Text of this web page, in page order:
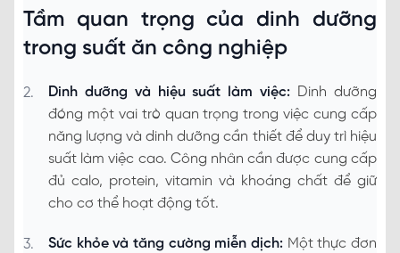
Tầm quan trọng của dinh dưỡng
trong suất ăn công nghiệp
Dinh dưỡng và hiệu suất làm việc: Dinh dưỡng
đóng một vai trò quan trọng trong việc cung cấp
năng lượng và dinh dưỡng cần thiết để duy trì hiệu
suất làm việc cao. Công nhân cần được cung cấp
đủ calo, protein, vitamin và khoáng chất để giữ
cho cơ thể hoạt động tốt.
Sức khỏe và tăng cường miễn dịch:Một thực đơn